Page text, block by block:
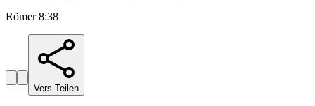
Römer 8:38
Vers Teilen